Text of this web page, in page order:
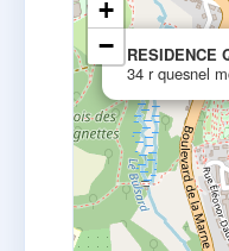
RESIDENCE
34 r quesnel
+
−